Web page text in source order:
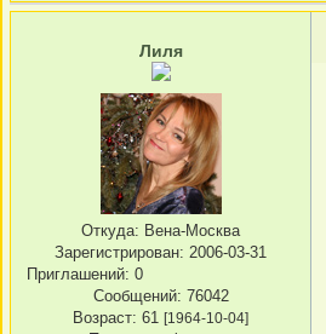
Лиля
Откуда: Вена-Москва
Зарегистрирован: 2006-03-31
Приглашений: 0
Сообщений: 76042
Возраст: 61 [1964-10-04]